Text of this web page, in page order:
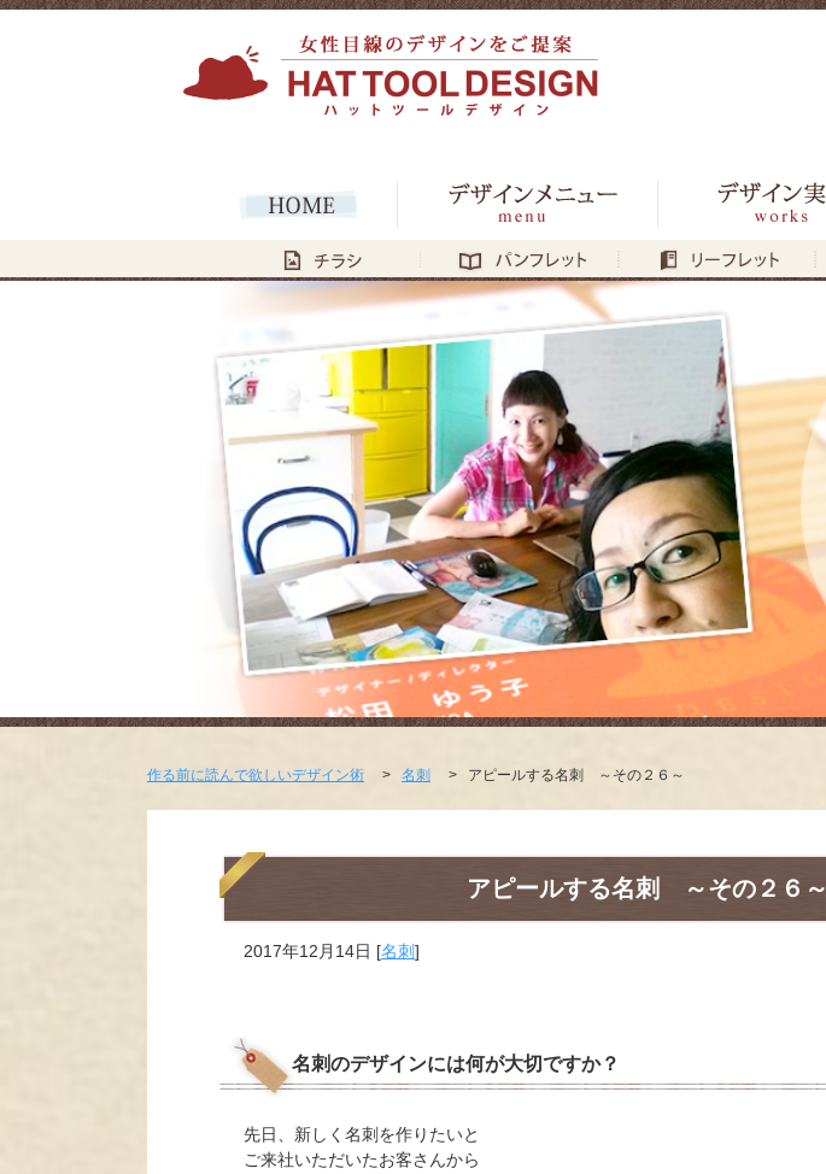
作る前に読んで欲しいデザイン術 > 名刺 > アピールする名刺 ～その２６～
アピールする名刺 ～その２６～
2017年12月14日 [名刺]
名刺のデザインには何が大切ですか？
先日、新しく名刺を作りたいと
ご来社いただいたお客さんから